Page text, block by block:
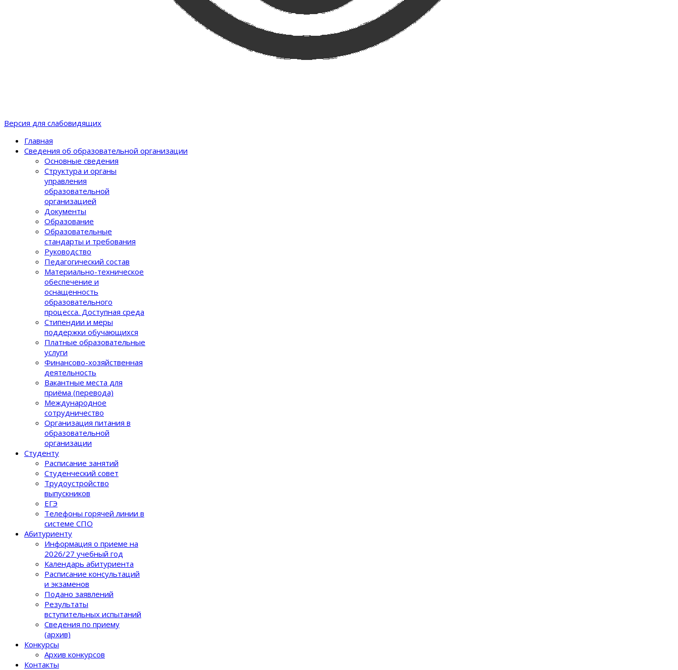
Версия для слабовидящих
Главная
Сведения об образовательной организации
Основные сведения
Структура и органы
управления
образовательной
организацией
Документы
Образование
Образовательные
стандарты и требования
Руководство
Педагогический состав
Материально-техническое
обеспечение и
оснащенность
образовательного
процеcса. Доступная среда
Стипендии и меры
поддержки обучающихся
Платные образовательные
услуги
Финансово-хозяйственная
деятельность
Вакантные места для
приёма (перевода)
Международное
сотрудничество
Организация питания в
образовательной
организации
Студенту
Расписание занятий
Студенческий совет
Трудоустройство
выпускников
ЕГЭ
Телефоны горячей линии в
системе СПО
Абитуриенту
Информация о приеме на
2026/27 учебный год
Календарь абитуриента
Расписание консультаций
и экзаменов
Подано заявлений
Результаты
вступительных испытаний
Сведения по приему
(архив)
Конкурсы
Архив конкурсов
Контакты